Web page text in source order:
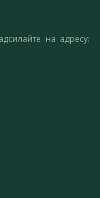
на адресу: